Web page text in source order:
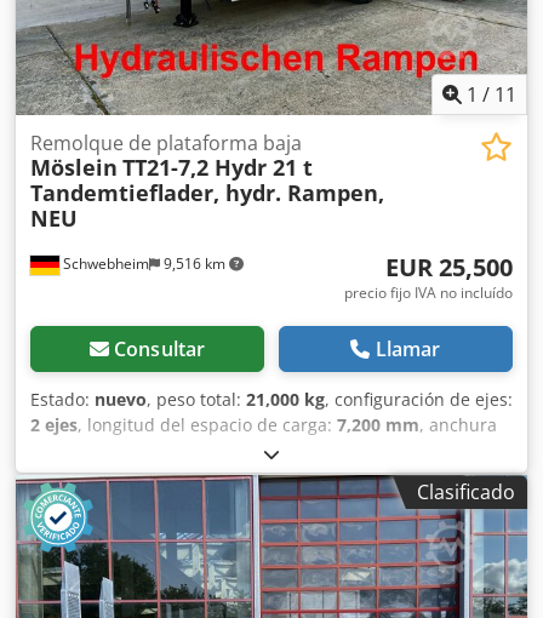
1 / 11
Schwebheim 9,516 km
Remolque de plataforma baja
Möslein TT21-7,2 Hydr 21 t
Tandemtieflader, hydr. Rampen,
NEU
EUR 25,500
precio fijo IVA no incluído
Consultar Llamar
Estado: nuevo, peso total: 21,000 kg, configuración de ejes:
2 ejes, longitud del espacio de carga: 7,200 mm, anchura
2,550 mm
tamaño del neumático:235 / 75 R 17,5, color:otro, tipo de
engranaje:
otro , tamaño del neumático delantero:235 / 75
R 17,5, tamaño del neumático trasero:235 / 75 R 17,5
cabina del conductor:otro, clase de emisión: ninguno,
combustible:
biodiésel, Equipamiento:ABS, freno de aire
comprimido, Chasis: galvanizado por inmersión en
Clasificado